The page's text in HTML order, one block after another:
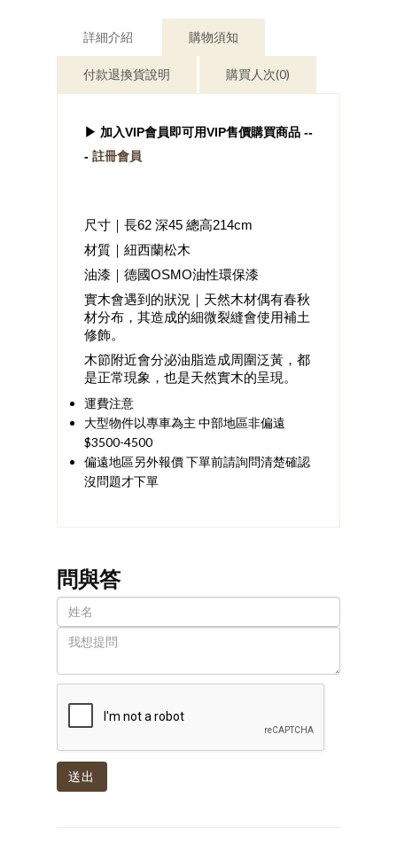
詳細介紹 購物須知
付款退換貨說明 購買人次(0)
▶ 加入VIP會員即可用VIP售價購買商品 --
- 註冊會員
尺寸｜長62 深45 總高214cm
材質｜紐西蘭松木
油漆｜德國OSMO油性環保漆
實木會遇到的狀況｜天然木材偶有春秋
材分布，其造成的細微裂縫會使用補土
修飾。
木節附近會分泌油脂造成周圍泛黃，都
是正常現象，也是天然實木的呈現。
運費注意
大型物件以專車為主 中部地區非偏遠
$3500-4500
偏遠地區另外報價 下單前請詢問清楚確認
沒問題才下單
問與答
送出